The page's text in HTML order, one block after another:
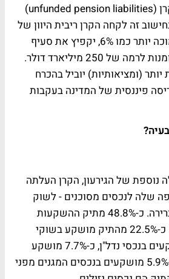
ממומנות לבין נכסי הקרן (unfunded pension liabilities)
כאשר בחישוב זה לקחה הקרן ריבית היוון של
7%. שימוש בריבית נמוכה יותר כמו 6%, יקפיץ את סעיף
ההתחייבויות הלא ממומנות לרמה של 250 מיליארד דולר.
יותר (ומציאותיות) יוביל בהכרח
פיננסית של המדינה בעקבות
נוספת של הגירעון, הקרן העלתה
שלה לנכסים מסוכנים - לשוק
המניות, כי פשוט אין ברירה. כ-48.8% מתיק ההשקעות
מושקע בשוק המניות. כ-22.5% מהתיק מושקע בשוקי
האג"ח. כ-10.8% מושקעים בנכסי נדל"ן, כ-7.7% מושקע
בקרנות הון פרטיות. כ-5.9% מושקעים בנכסים המגנים מפני